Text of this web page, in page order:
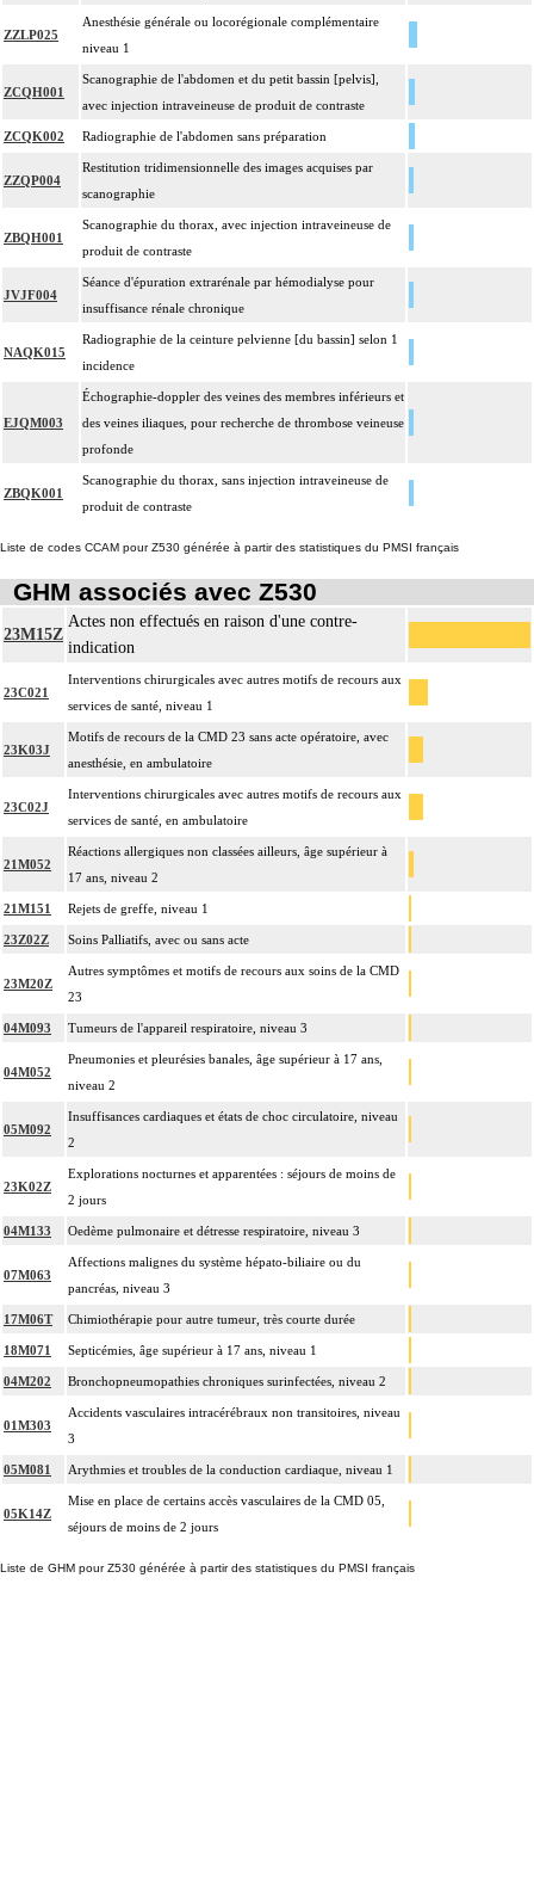
ZZLP025
Anesthésie générale ou locorégionale complémentaire
niveau 1
ZCQH001
Scanographie de l'abdomen et du petit bassin [pelvis],
avec injection intraveineuse de produit de contraste
ZCQK002 Radiographie de l'abdomen sans préparation
ZZQP004
Restitution tridimensionnelle des images acquises par
scanographie
ZBQH001
Scanographie du thorax, avec injection intraveineuse de
produit de contraste
JVJF004
Séance d'épuration extrarénale par hémodialyse pour
insuffisance rénale chronique
NAQK015
Radiographie de la ceinture pelvienne [du bassin] selon 1
incidence
EJQM003
Échographie-doppler des veines des membres inférieurs et
des veines iliaques, pour recherche de thrombose veineuse
profonde
ZBQK001
Scanographie du thorax, sans injection intraveineuse de
produit de contraste
Liste de codes CCAM pour Z530 générée à partir des statistiques du PMSI français
GHM associés avec Z530
23M15Z
Actes non effectués en raison d'une contre-
indication
23C021
Interventions chirurgicales avec autres motifs de recours aux
services de santé, niveau 1
23K03J
Motifs de recours de la CMD 23 sans acte opératoire, avec
anesthésie, en ambulatoire
23C02J
Interventions chirurgicales avec autres motifs de recours aux
services de santé, en ambulatoire
21M052
Réactions allergiques non classées ailleurs, âge supérieur à
17 ans, niveau 2
21M151 Rejets de greffe, niveau 1
23Z02Z Soins Palliatifs, avec ou sans acte
23M20Z
Autres symptômes et motifs de recours aux soins de la CMD
23
04M093 Tumeurs de l'appareil respiratoire, niveau 3
04M052
Pneumonies et pleurésies banales, âge supérieur à 17 ans,
niveau 2
05M092
Insuffisances cardiaques et états de choc circulatoire, niveau
2
23K02Z
Explorations nocturnes et apparentées : séjours de moins de
2 jours
04M133 Oedème pulmonaire et détresse respiratoire, niveau 3
07M063
Affections malignes du système hépato-biliaire ou du
pancréas, niveau 3
17M06T Chimiothérapie pour autre tumeur, très courte durée
18M071 Septicémies, âge supérieur à 17 ans, niveau 1
04M202 Bronchopneumopathies chroniques surinfectées, niveau 2
01M303
Accidents vasculaires intracérébraux non transitoires, niveau
3
05M081 Arythmies et troubles de la conduction cardiaque, niveau 1
05K14Z
Mise en place de certains accès vasculaires de la CMD 05,
séjours de moins de 2 jours
Liste de GHM pour Z530 générée à partir des statistiques du PMSI français